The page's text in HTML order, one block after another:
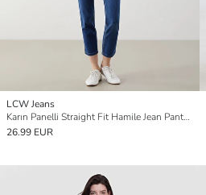
LCW Jeans
Karın Panelli Straight Fit Hamile Jean Pantolon
26.99 EUR